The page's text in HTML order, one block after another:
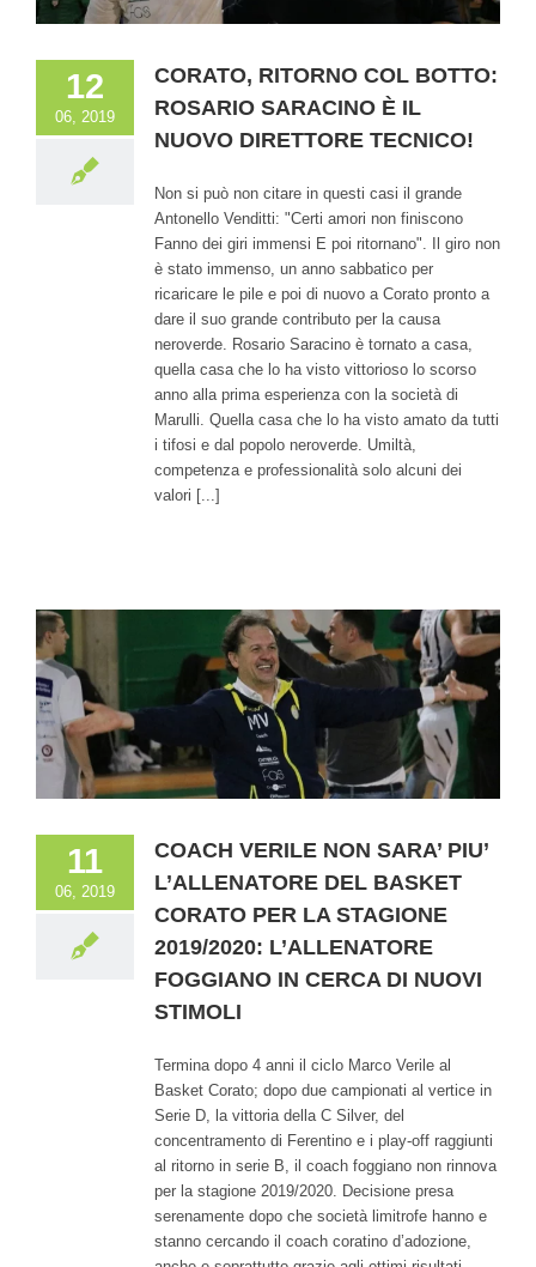
12
06, 2019
CORATO, RITORNO COL BOTTO:
ROSARIO SARACINO È IL
NUOVO DIRETTORE TECNICO!
Non si può non citare in questi casi il grande
Antonello Venditti: "Certi amori non finiscono
Fanno dei giri immensi E poi ritornano". Il giro non
è stato immenso, un anno sabbatico per
ricaricare le pile e poi di nuovo a Corato pronto a
dare il suo grande contributo per la causa
neroverde. Rosario Saracino è tornato a casa,
quella casa che lo ha visto vittorioso lo scorso
anno alla prima esperienza con la società di
Marulli. Quella casa che lo ha visto amato da tutti
i tifosi e dal popolo neroverde. Umiltà,
competenza e professionalità solo alcuni dei
valori [...]
11
06, 2019
COACH VERILE NON SARA’ PIU’
L’ALLENATORE DEL BASKET
CORATO PER LA STAGIONE
2019/2020: L’ALLENATORE
FOGGIANO IN CERCA DI NUOVI
STIMOLI
Termina dopo 4 anni il ciclo Marco Verile al
Basket Corato; dopo due campionati al vertice in
Serie D, la vittoria della C Silver, del
concentramento di Ferentino e i play-off raggiunti
al ritorno in serie B, il coach foggiano non rinnova
per la stagione 2019/2020. Decisione presa
serenamente dopo che società limitrofe hanno e
stanno cercando il coach coratino d’adozione,